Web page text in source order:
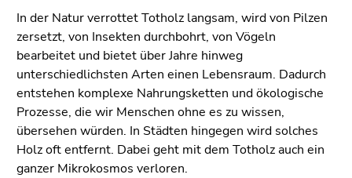
In der Natur verrottet Totholz langsam, wird von Pilzen
zersetzt, von Insekten durchbohrt, von Vögeln
bearbeitet und bietet über Jahre hinweg
unterschiedlichsten Arten einen Lebensraum. Dadurch
entstehen komplexe Nahrungsketten und ökologische
Prozesse, die wir Menschen ohne es zu wissen,
übersehen würden. In Städten hingegen wird solches
Holz oft entfernt. Dabei geht mit dem Totholz auch ein
ganzer Mikrokosmos verloren.